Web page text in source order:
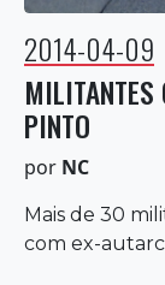
2014-04-09
MILITANTES
PINTO
por NC
Mais de 30
com ex-